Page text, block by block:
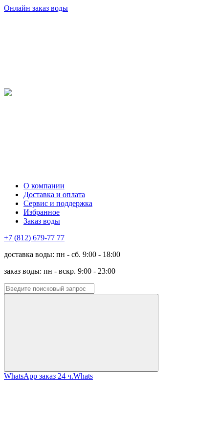
Онлайн заказ воды
О компании
Доставка и оплата
Сервис и поддержка
Избранное
Заказ воды
+7 (812) 679-77 77
доставка воды: пн - сб. 9:00 - 18:00
заказ воды: пн - вскр. 9:00 - 23:00
WhatsApp заказ 24 ч.Whats